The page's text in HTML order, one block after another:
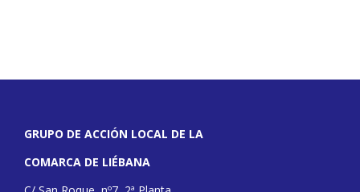
GRUPO DE ACCIÓN LOCAL DE LA
COMARCA DE LIÉBANA